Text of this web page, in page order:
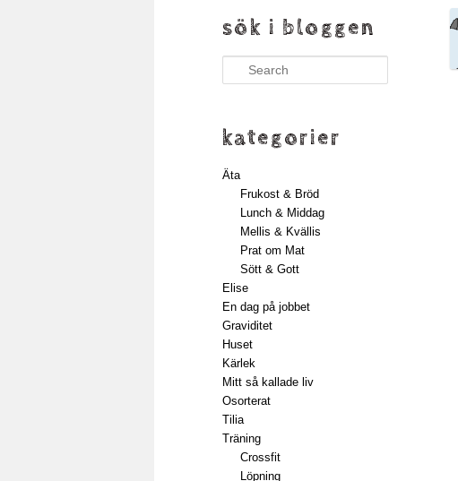
sök i bloggen
Search
kategorier
Äta
Frukost & Bröd
Lunch & Middag
Mellis & Kvällis
Prat om Mat
Sött & Gott
Elise
En dag på jobbet
Graviditet
Huset
Kärlek
Mitt så kallade liv
Osorterat
Tilia
Träning
Crossfit
Löpning